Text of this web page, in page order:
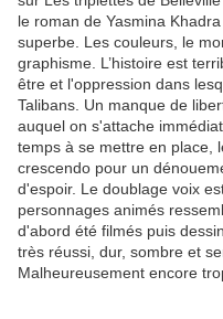
le roman de Yasmina
superbe. Les couleurs, le
graphisme. L’histoire est
être et l'oppression dans
Talibans. Un manque de
auquel on s'attache
temps à se mettre en place,
crescendo pour un
d'espoir. Le doublage voix
personnages animés
d'abord été filmés puis
très réussi, dur, sombre et
Malheureusement encore